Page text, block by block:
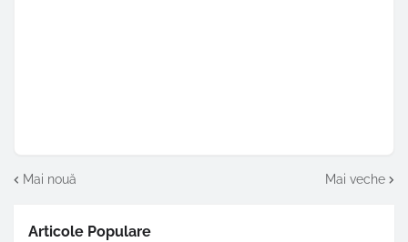
Mai nouă Mai veche
Articole Populare